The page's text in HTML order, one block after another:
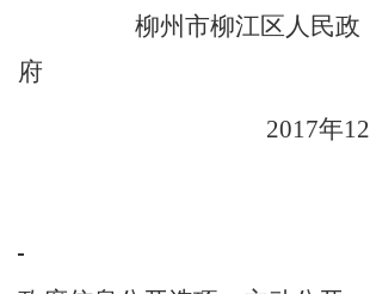
柳州市柳江区人民政
府
2017年12